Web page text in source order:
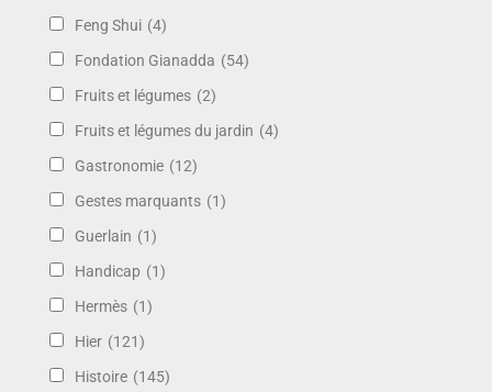
Feng Shui (4)
Fondation Gianadda (54)
Fruits et légumes (2)
Fruits et légumes du jardin (4)
Gastronomie (12)
Gestes marquants (1)
Guerlain (1)
Handicap (1)
Hermès (1)
Hier (121)
Histoire (145)